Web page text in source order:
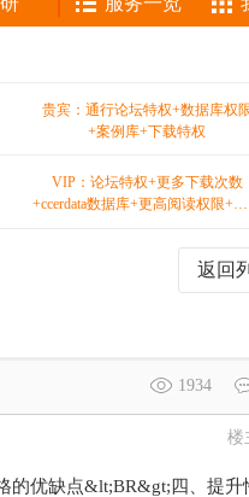
贵宾：通行论坛特权+数据库权
+案例库+下载特权
VIP：论坛特权+更多下载次数
+ccerdata数据库+更高阅读权限
返回
1934
楼
的优缺点&lt;BR&gt;四、提升